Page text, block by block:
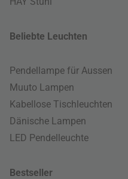
Beliebte Leuchten
Pendellampe für Aussen
Muuto Lampen
Kabellose Tischleuchten
Dänische Lampen
LED Pendelleuchte
Bestseller